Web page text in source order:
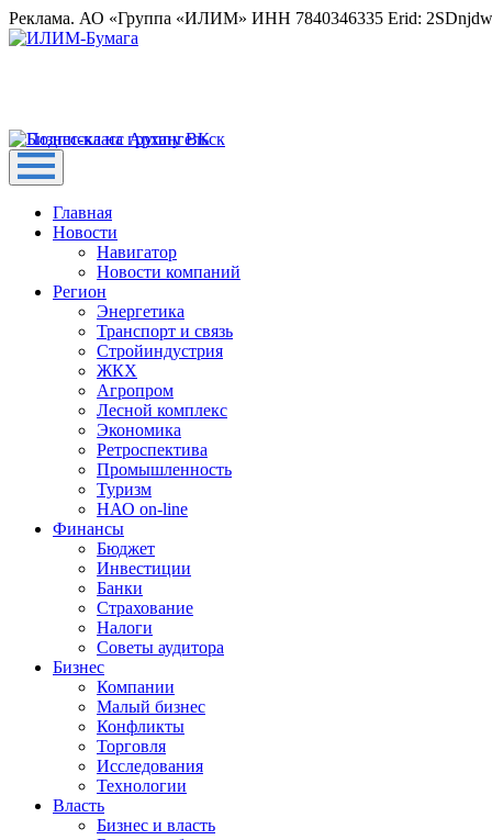
Реклама. АО «Группа «ИЛИМ» ИНН 7840346335 Erid:
Главная
Новости
Навигатор
Новости компаний
Регион
Энергетика
Транспорт и связь
Стройиндустрия
ЖКХ
Агропром
Лесной комплекс
Экономика
Ретроспектива
Промышленность
Туризм
НАО on-line
Финансы
Бюджет
Инвестиции
Банки
Страхование
Налоги
Советы аудитора
Бизнес
Компании
Малый бизнес
Конфликты
Торговля
Исследования
Технологии
Власть
Бизнес и власть